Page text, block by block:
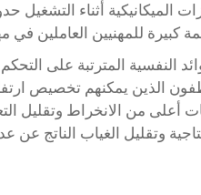
الميكانيكية أثناء
كبيرة للمهنيين العاملين
النفسية المترتبة على
الذين يمكنهم تخصيص
أعلى من الانخراط وتقليل
وتقليل الغياب الناتج عن